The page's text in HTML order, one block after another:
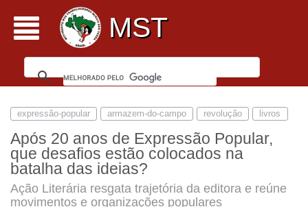
MST
expressão-popular armazem-do-campo revolução livros
Após 20 anos de Expressão Popular,
que desafios estão colocados na
batalha das ideias?
Ação Literária resgata trajetória da editora e reúne
movimentos e organizações populares